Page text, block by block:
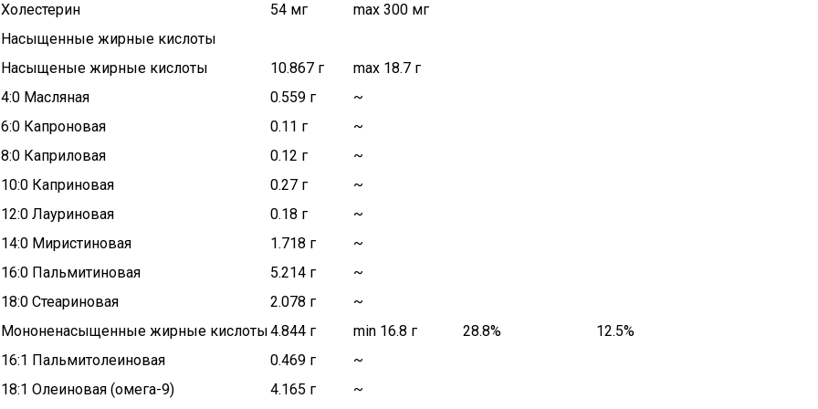
Холестерин
54 мг
max 300 мг
Насыщенные жирные кислоты
Насыщеные жирные кислоты
10.867 г
max 18.7 г
4:0 Масляная
0.559 г
~
6:0 Капроновая
0.11 г
~
8:0 Каприловая
0.12 г
~
10:0 Каприновая
0.27 г
~
12:0 Лауриновая
0.18 г
~
14:0 Миристиновая
1.718 г
~
16:0 Пальмитиновая
5.214 г
~
18:0 Стеариновая
2.078 г
~
Мононенасыщенные жирные кислоты4.844 г min 16.8 г 28.8%
12.5%
16:1 Пальмитолеиновая
0.469 г
~
18:1 Олеиновая (омега-9)
4.165 г
~